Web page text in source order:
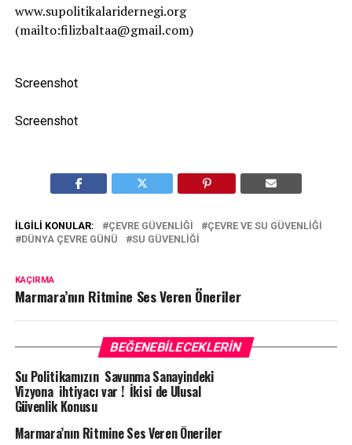
www.supolitikalaridernegi.org
(mailto:filizbaltaa@gmail.com)
Screenshot
Screenshot
İLGILI KONULAR: ÇEVRE GÜVENLIĞI
ÇEVRE VE SU GÜVENLIĞI
DÜNYA ÇEVRE GÜNÜ
SU GÜVENLIĞI
KAÇIRMA
Marmara’nın Ritmine Ses Veren Öneriler
BEĞENEBILECEKLERIN
Su Politikamızın Savunma Sanayindeki
Vizyona ihtiyacı var ! İkisi de Ulusal
Güvenlik Konusu
Marmara’nın Ritmine Ses Veren Öneriler